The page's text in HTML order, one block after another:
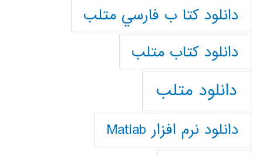
دانلود كتا ب فارسي متلب
دانلود كتاب متلب
دانلود متلب
دانلود نرم افزار Matlab